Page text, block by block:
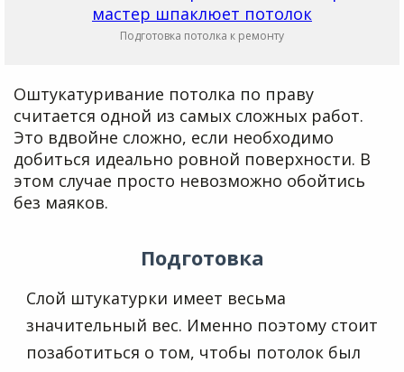
Подготовка потолка к ремонту
Оштукатуривание потолка по праву
считается одной из самых сложных работ.
Это вдвойне сложно, если необходимо
добиться идеально ровной поверхности. В
этом случае просто невозможно обойтись
без маяков.
Подготовка
Слой штукатурки имеет весьма
значительный вес. Именно поэтому стоит
позаботиться о том, чтобы потолок был